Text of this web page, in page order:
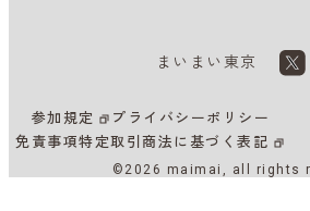
まいまい東京
参加規定
プライバシーポリシー
免責事項特定取引商法に基づく表記
©2026 maimai, all rights